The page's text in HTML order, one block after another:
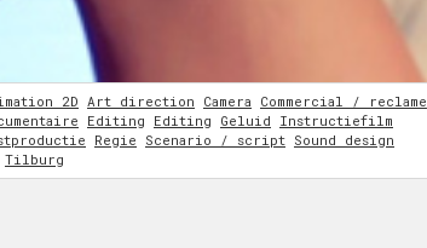
2D Art direction Camera Commercial / reclame
Editing Editing Geluid Instructiefilm
Regie Scenario / script Sound design
Tilburg